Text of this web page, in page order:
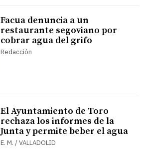
Facua denuncia a un
restaurante segoviano por
cobrar agua del grifo
Redacción
El Ayuntamiento de Toro
rechaza los informes de la
Junta y permite beber el agua
E. M. / VALLADOLID